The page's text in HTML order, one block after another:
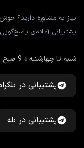
نیاز به مشاوره دارید؟
پشتیبانی آماده‌ی
شنبه تا چهارشنبه » 9 صبح تا 5 عصر
پشتیبانی در
پشتیبانی در بله